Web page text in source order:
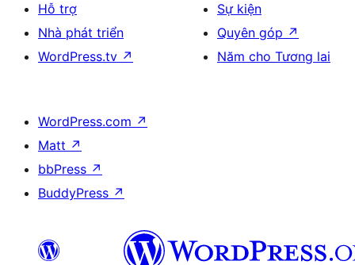
Hỗ trợ
Nhà phát triển
WordPress.tv ↗
Sự kiện
Quyên góp ↗
Năm cho Tương lai
WordPress.com ↗
Matt ↗
bbPress ↗
BuddyPress ↗